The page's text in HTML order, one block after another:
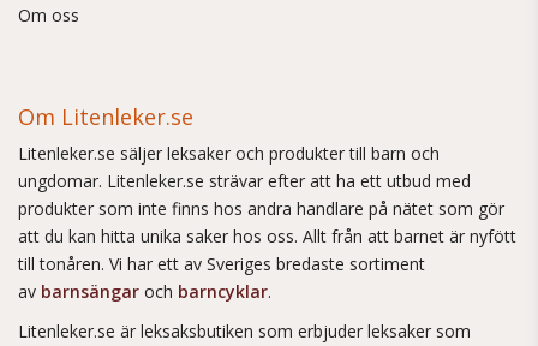
Om oss
Om Litenleker.se
Litenleker.se säljer leksaker och produkter till barn och
ungdomar. Litenleker.se strävar efter att ha ett utbud med
produkter som inte finns hos andra handlare på nätet som gör
att du kan hitta unika saker hos oss. Allt från att barnet är nyfött
till tonåren. Vi har ett av Sveriges bredaste sortiment
av barnsängar och barncyklar.
Litenleker.se är leksaksbutiken som erbjuder leksaker som